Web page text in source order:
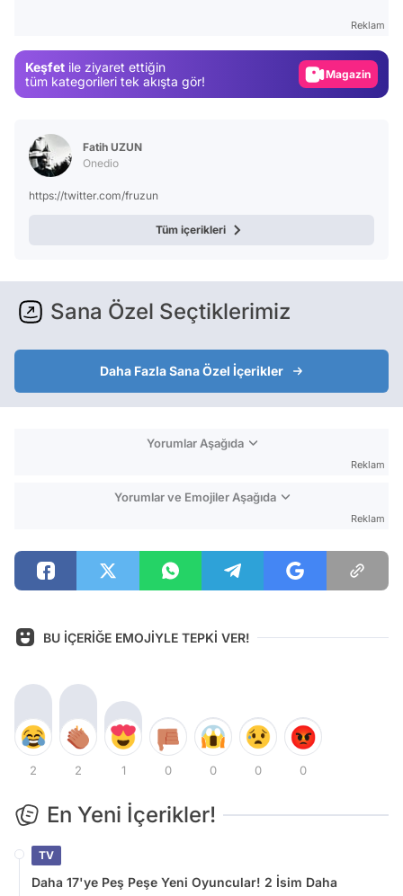
Reklam
Keşfet ile ziyaret ettiğin
tüm kategorileri tek akışta gör!
Magazin
Fatih UZUN
Onedio
https://twitter.com/fruzun
Tüm içerikleri
Sana Özel Seçtiklerimiz
Daha Fazla Sana Özel İçerikler
Yorumlar Aşağıda
Reklam
Yorumlar ve Emojiler Aşağıda
Reklam
BU İÇERİĞE EMOJİYLE TEPKİ VER!
2 2 1 0 0 0 0
En Yeni İçerikler!
TV
Daha 17'ye Peş Peşe Yeni Oyuncular! 2 İsim Daha